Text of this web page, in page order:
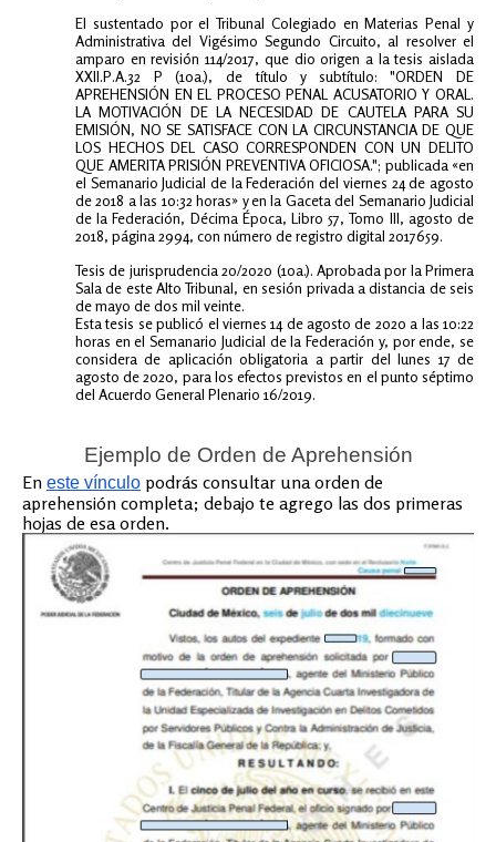
El sustentado por el Tribunal Colegiado en Materias Penal y
Administrativa del Vigésimo Segundo Circuito, al resolver el
amparo en revisión 114/2017, que dio origen a la tesis aislada
XXII.P.A.32 P (10a.), de título y subtítulo: "ORDEN DE
APREHENSIÓN EN EL PROCESO PENAL ACUSATORIO Y ORAL.
LA MOTIVACIÓN DE LA NECESIDAD DE CAUTELA PARA SU
EMISIÓN, NO SE SATISFACE CON LA CIRCUNSTANCIA DE QUE
LOS HECHOS DEL CASO CORRESPONDEN CON UN DELITO
QUE AMERITA PRISIÓN PREVENTIVA OFICIOSA."; publicada «en
el Semanario Judicial de la Federación del viernes 24 de agosto
de 2018 a las 10:32 horas» y en la Gaceta del Semanario Judicial
de la Federación, Décima Época, Libro 57, Tomo III, agosto de
2018, página 2994, con número de registro digital 2017659.
Tesis de jurisprudencia 20/2020 (10a.). Aprobada por la Primera
Sala de este Alto Tribunal, en sesión privada a distancia de seis
de mayo de dos mil veinte.
Esta tesis se publicó el viernes 14 de agosto de 2020 a las 10:22
horas en el Semanario Judicial de la Federación y, por ende, se
considera de aplicación obligatoria a partir del lunes 17 de
agosto de 2020, para los efectos previstos en el punto séptimo
del Acuerdo General Plenario 16/2019.
Ejemplo de Orden de Aprehensión
En este vínculo podrás consultar una orden de
aprehensión completa; debajo te agrego las dos primeras
hojas de esa orden.